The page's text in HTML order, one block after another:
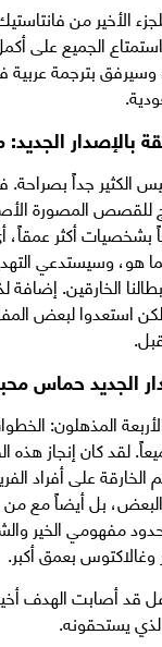
الأخير من
الجميع على
في 24 يوليو، وسيرفق
بالإصدار الجديد:
وليس الكثير جداً
للقصص المصورة
بشخصيات أكثر عمقاً،
هو، وسيستدعي
الخارقين.
استعدوا لبعض
الجديد حماس
المذهلون:
لقد كان إنجاز
الخارقة على أفراد
بل أيضاً مع من
مفهومي الخير
بعمق أكبر.
قد أصابت الهدف
يستحقونه.